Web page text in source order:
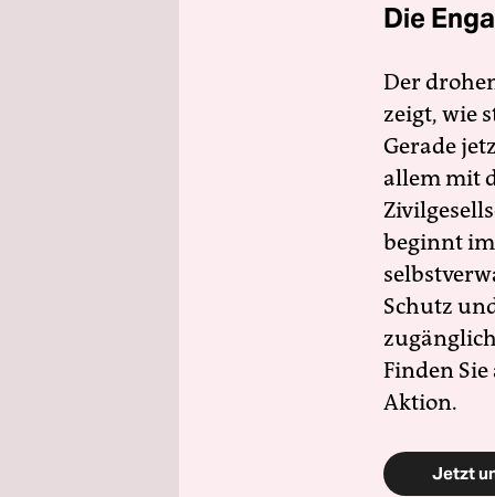
Die
Der
zeigt, wie
Gerade
allem mit
beginnt
Schutz
Finden
Aktion.
Jetzt